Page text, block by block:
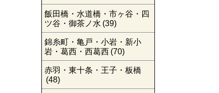
飯田橋・水道橋・市ヶ谷・四
ツ谷・御茶ノ水 (39)
錦糸町・亀戸・小岩・新小
岩・葛西・西葛西 (70)
赤羽・東十条・王子・板橋
(48)